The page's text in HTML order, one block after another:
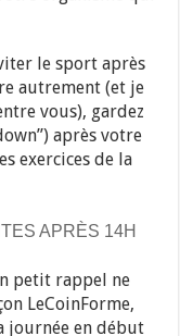
le sport après
autrement (et je
vous), gardez
après votre
exercices de la
APRÈS 14H
petit rappel ne
LeCoinForme,
journée en début